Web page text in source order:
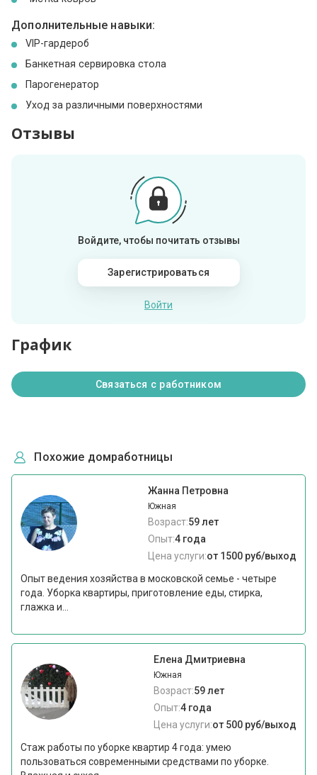
Дополнительные навыки:
VIP-гардероб
Банкетная сервировка стола
Парогенератор
Уход за различными поверхностями
Отзывы
Войдите, чтобы почитать отзывы
Зарегистрироваться
Войти
График
Связаться с работником
Похожие домработницы
Жанна Петровна
Южная
Возраст:59 лет
Опыт:4 года
Цена услуги:от 1500 руб/выход
Опыт ведения хозяйства в московской семье - четыре
года. Уборка квартиры, приготовление еды, стирка,
глажка и...
Елена Дмитриевна
Южная
Возраст:59 лет
Опыт:4 года
Цена услуги:от 500 руб/выход
Стаж работы по уборке квартир 4 года: умею
пользоваться современными средствами по уборке.